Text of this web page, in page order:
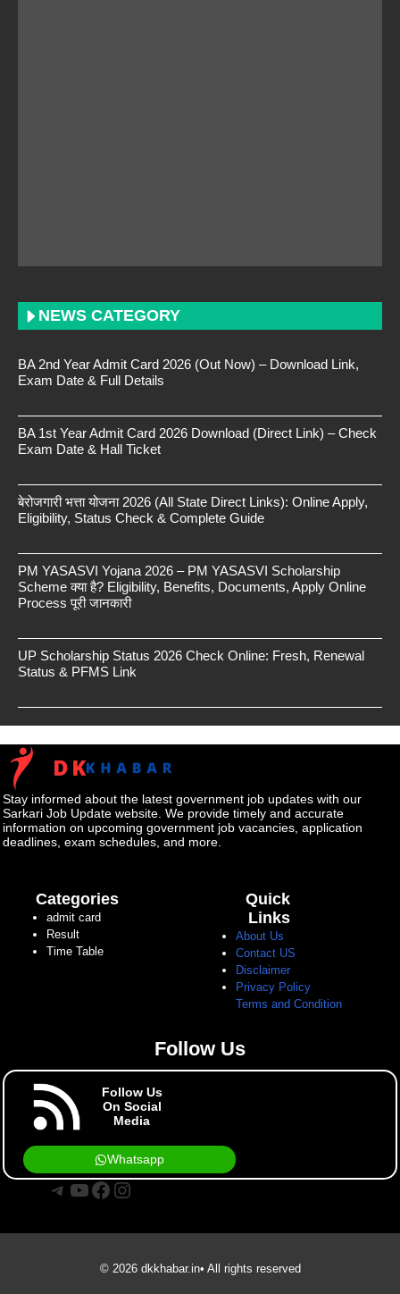
NEWS CATEGORY
BA 2nd Year Admit Card 2026 (Out Now) – Download Link,
Exam Date & Full Details
BA 1st Year Admit Card 2026 Download (Direct Link) – Check
Exam Date & Hall Ticket
बेरोजगारी भत्ता योजना 2026 (All State Direct Links): Online Apply,
Eligibility, Status Check & Complete Guide
PM YASASVI Yojana 2026 – PM YASASVI Scholarship
Scheme क्या है? Eligibility, Benefits, Documents, Apply Online
Process पूरी जानकारी
UP Scholarship Status 2026 Check Online: Fresh, Renewal
Status & PFMS Link
Stay informed about the latest government job updates with our
Sarkari Job Update website. We provide timely and accurate
information on upcoming government job vacancies, application
deadlines, exam schedules, and more.
Categories
admit card
Result
Time Table
Quick
Links
About Us
Contact US
Disclaimer
Privacy Policy
Terms and Condition
Follow Us
Follow Us
On Social
Media
Whatsapp
Telegram
YouTube
Facebook
Instagram
© 2026 dkkhabar.in• All rights reserved